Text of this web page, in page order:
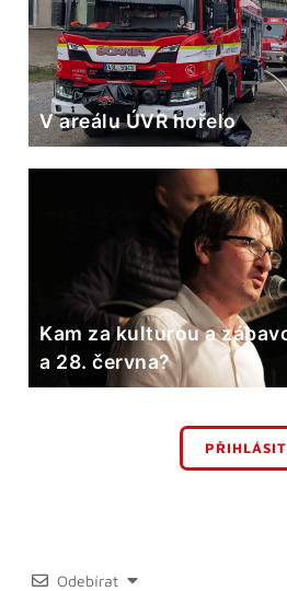
V areálu ÚVR hořelo
Kam za kulturou a
a 28. června?
PŘIHLÁSIT
Odebírat